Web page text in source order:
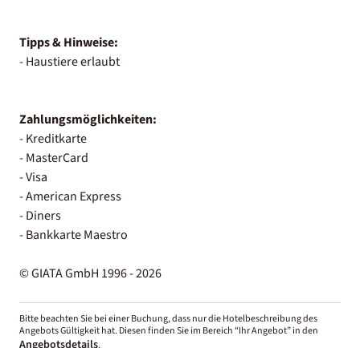
Tipps & Hinweise:
- Haustiere erlaubt
Zahlungsmöglichkeiten:
- Kreditkarte
- MasterCard
- Visa
- American Express
- Diners
- Bankkarte Maestro
© GIATA GmbH 1996 - 2026
Bitte beachten Sie bei einer Buchung, dass nur die Hotelbeschreibung des
Angebots Gültigkeit hat. Diesen finden Sie im Bereich “Ihr Angebot” in den
Angebotsdetails.